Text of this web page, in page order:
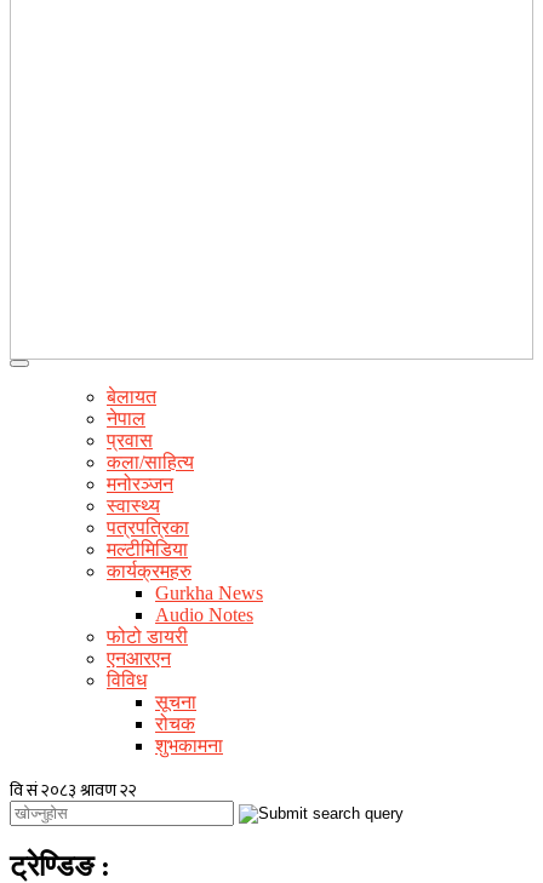
बेलायत
नेपाल
प्रवास
कला/साहित्य
मनोरञ्जन
स्वास्थ्य
पत्रपत्रिका
मल्टीमिडिया
कार्यक्रमहरु
Gurkha News
Audio Notes
फोटो डायरी
एनआरएन
विविध
सूचना
रोचक
शुभकामना
ट्रेण्डिङ :